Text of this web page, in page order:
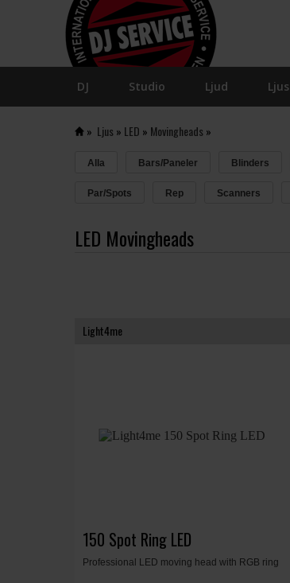
DJ Studio Ljud Ljus
» Ljus » LED » Movingheads »
Alla Bars/Paneler Blinders
Par/Spots Rep Scanners
LED Movingheads
Light4me
150 Spot Ring LED
Professional LED moving head with RGB ring